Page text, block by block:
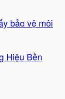
bảo vệ môi
Hiệu Bền